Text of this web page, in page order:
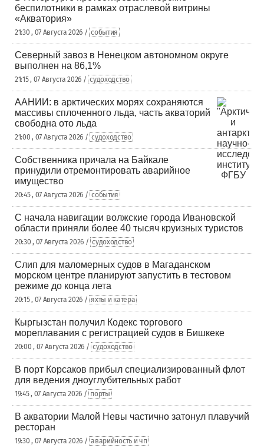
беспилотники в рамках отраслевой витрины
«Акватория»
21:30 , 07 Августа 2026 / события
Северный завоз в Ненецком автономном округе
выполнен на 86,1%
21:15 , 07 Августа 2026 / судоходство
ААНИИ: в арктических морях сохраняются
массивы сплоченного льда, часть акваторий
свободна ото льда
21:00 , 07 Августа 2026 / судоходство
Собственника причала на Байкале
принудили отремонтировать аварийное
имущество
20:45 , 07 Августа 2026 / события
С начала навигации волжские города Ивановской
области приняли более 40 тысяч круизных туристов
20:30 , 07 Августа 2026 / судоходство
Слип для маломерных судов в Магаданском
морском центре планируют запустить в тестовом
режиме до конца лета
20:15 , 07 Августа 2026 / яхты и катера
Кыргызстан получил Кодекс торгового
мореплавания с регистрацией судов в Бишкеке
20:00 , 07 Августа 2026 / судоходство
В порт Корсаков прибыл специализированный флот
для ведения дноуглубительных работ
19:45 , 07 Августа 2026 / порты
В акватории Малой Невы частично затонул плавучий
ресторан
19:30 , 07 Августа 2026 / аварийность и чп